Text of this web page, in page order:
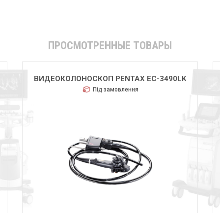
ПРОСМОТРЕННЫЕ ТОВАРЫ
ВИДЕОКОЛОНОСКОП PENTAX EC-3490LK
Під замовлення